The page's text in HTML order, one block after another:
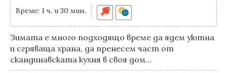
Време: 1 ч. и 30 мин.
Зимата е много подходящо време да ядем уютна
и сгряваща храна, да пренесем част от
скандинавската кухня в своя дом...